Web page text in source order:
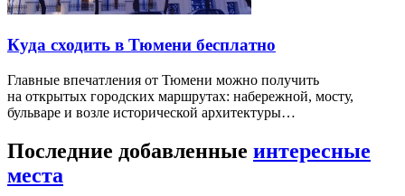
Куда сходить в Тюмени бесплатно
Главные впечатления от Тюмени можно получить
на открытых городских маршрутах: набережной, мосту,
бульваре и возле исторической архитектуры…
Последние добавленные интересные
места